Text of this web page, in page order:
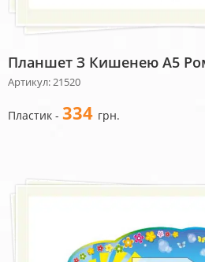
Планшет З Кишенею А5
Артикул: 21520
Пластик - 334 грн.